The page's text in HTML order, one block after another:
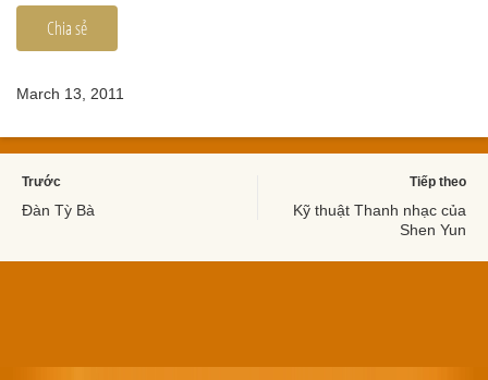
Chia sẻ
March 13, 2011
Trước
Đàn Tỳ Bà
Tiếp theo
Kỹ thuật Thanh nhạc của
Shen Yun